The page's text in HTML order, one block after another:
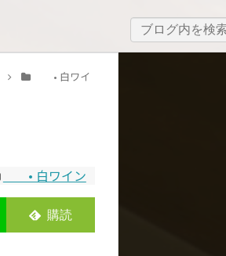
• 白ワイ
• 白ワイン